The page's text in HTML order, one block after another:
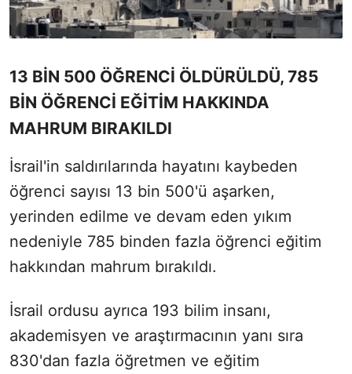
13 BİN 500 ÖĞRENCİ ÖLDÜRÜLDÜ, 785
BİN ÖĞRENCİ EĞİTİM HAKKINDA
MAHRUM BIRAKILDI
İsrail'in saldırılarında hayatını kaybeden
öğrenci sayısı 13 bin 500'ü aşarken,
yerinden edilme ve devam eden yıkım
nedeniyle 785 binden fazla öğrenci eğitim
hakkından mahrum bırakıldı.
İsrail ordusu ayrıca 193 bilim insanı,
akademisyen ve araştırmacının yanı sıra
830'dan fazla öğretmen ve eğitim